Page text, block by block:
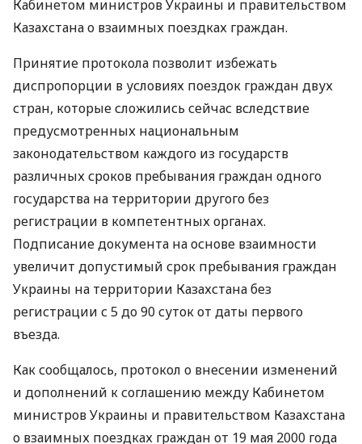
Кабинетом министров Украины и правительством
Казахстана о взаимных поездках граждан.
Принятие протокола позволит избежать
диспропорции в условиях поездок граждан двух
стран, которые сложились сейчас вследствие
предусмотренных национальным
законодательством каждого из государств
различных сроков пребывания граждан одного
государства на территории другого без
регистрации в компетентных органах.
Подписание документа на основе взаимности
увеличит допустимый срок пребывания граждан
Украины на территории Казахстана без
регистрации с 5 до 90 суток от даты первого
въезда.
Как сообщалось, протокол о внесении изменений
и дополнений к соглашению между Кабинетом
министров Украины и правительством Казахстана
о взаимных поездках граждан от 19 мая 2000 года